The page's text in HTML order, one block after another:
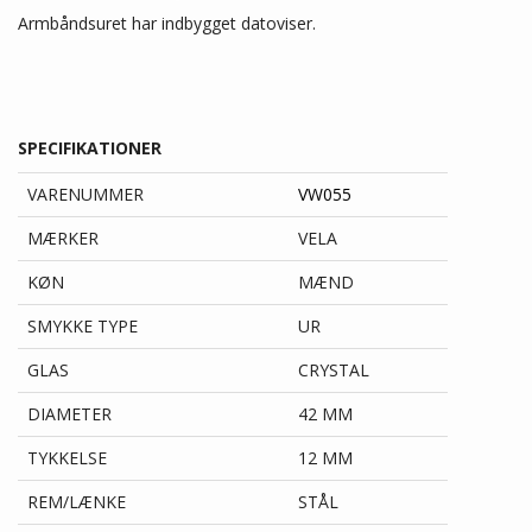
Armbåndsuret har indbygget datoviser.
SPECIFIKATIONER
VARENUMMER
VW055
MÆRKER
VELA
KØN
MÆND
SMYKKE TYPE
UR
GLAS
CRYSTAL
DIAMETER
42 MM
TYKKELSE
12 MM
REM/LÆNKE
STÅL